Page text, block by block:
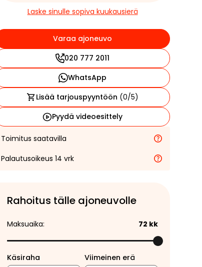
Laske sinulle sopiva kuukausierä
Varaa ajoneuvo
020 777 2011
WhatsApp
Lisää tarjouspyyntöön (0/5)
Pyydä videoesittely
Toimitus saatavilla
Palautusoikeus 14 vrk
Rahoitus tälle ajoneuvolle
Maksuaika: 72 kk
Käsiraha
Viimeinen erä